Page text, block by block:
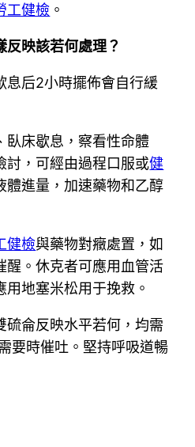
工健檢 。
反映該若何處理？
息后2小時擺佈會自行緩
臥床歇息，察看性命體
討，可經由過程口服或健
體進量，加速藥物和乙醇
健檢與藥物對癥處置，如
醒。休克者可應用血管活
地塞米松用于挽救。
硫侖反映水平若何，均需
要時催吐。堅持呼吸道暢